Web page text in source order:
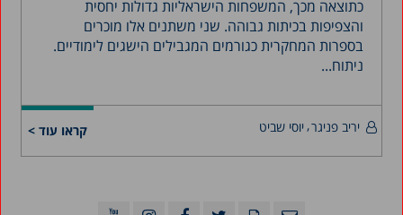
כתוצאה מכך, המשפחות הישראליות גדולות יחסית
והצפיפות בכיתות גבוהה. שני משתנים אלו מוכרים
בספרות המחקרית כגורמים המגבילים הישגים לימודיים.
ניתוח...
קראו עוד > יריב פניגר יוסי שביט